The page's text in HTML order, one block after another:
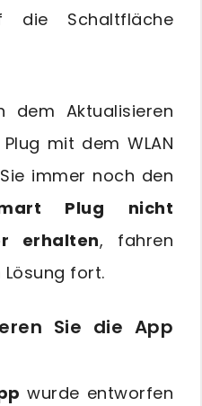
Schaltfläche
dem Aktualisieren
mit dem WLAN
immer noch den
Plug nicht
erhalten, fahren
fort.
Sie die App
wurde entworfen